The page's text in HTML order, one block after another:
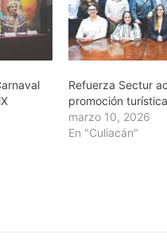
Refuerza Sectur
promoción
marzo 10, 2026
En "Culiacán"